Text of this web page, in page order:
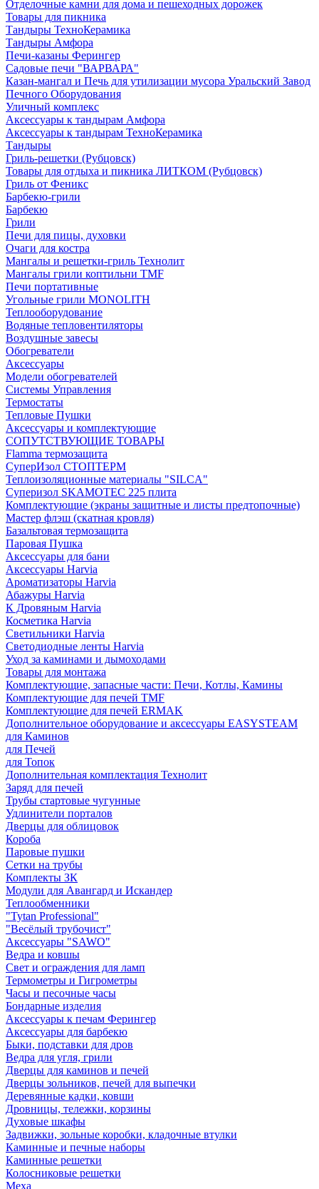
Отделочные камни для дома и пешеходных дорожек
Товары для пикника
Тандыры ТехноКерамика
Тандыры Амфора
Печи-казаны Ферингер
Садовые печи "ВАРВАРА"
Казан-мангал и Печь для утилизации мусора Уральский Завод
Печного Оборудования
Уличный комплекс
Аксессуары к тандырам Амфора
Аксессуары к тандырам ТехноКерамика
Тандыры
Гриль-решетки (Рубцовск)
Товары для отдыха и пикника ЛИТКОМ (Рубцовск)
Гриль от Феникс
Барбекю-грили
Барбекю
Грили
Печи для пицы, духовки
Очаги для костра
Мангалы и решетки-гриль Технолит
Мангалы грили коптильни TMF
Печи портативные
Угольные грили MONOLITH
Теплооборудование
Водяные тепловентиляторы
Воздушные завесы
Обогреватели
Аксессуары
Модели обогревателей
Системы Управления
Термостаты
Тепловые Пушки
Аксессуары и комплектующие
СОПУТСТВУЮЩИЕ ТОВАРЫ
Flamma термозащита
СуперИзол СТОПТЕРМ
Теплоизоляционные материалы "SILCA"
Суперизол SKAMOTEC 225 плита
Комплектующие (экраны защитные и листы предтопочные)
Мастер флэш (скатная кровля)
Базальтовая термозащита
Паровая Пушка
Аксессуары для бани
Аксессуары Harvia
Ароматизаторы Harvia
Абажуры Harvia
К Дровяным Harvia
Косметика Harvia
Светильники Harvia
Светодиодные ленты Harvia
Уход за каминами и дымоходами
Товары для монтажа
Комплектующие, запасные части: Печи, Котлы, Камины
Комплектующие для печей TMF
Комплектующие для печей ERMAK
Дополнительное оборудование и аксессуары EASYSTEAM
для Каминов
для Печей
для Топок
Дополнительная комплектация Технолит
Заряд для печей
Трубы стартовые чугунные
Удлинители порталов
Дверцы для облицовок
Короба
Паровые пушки
Сетки на трубы
Комплекты ЗК
Модули для Авангард и Искандер
Теплообменники
"Tytan Professional"
"Весёлый трубочист"
Аксессуары "SAWO"
Ведра и ковшы
Свет и ограждения для ламп
Термометры и Гигрометры
Часы и песочные часы
Бондарные изделия
Аксессуары к печам Ферингер
Аксессуары для барбекю
Быки, подставки для дров
Ведра для угля, грили
Дверцы для каминов и печей
Дверцы зольников, печей для выпечки
Деревянные кадки, ковши
Дровницы, тележки, корзины
Духовые шкафы
Задвижки, зольные коробки, кладочные втулки
Каминные и печные наборы
Каминные решетки
Колосниковые решетки
Меха